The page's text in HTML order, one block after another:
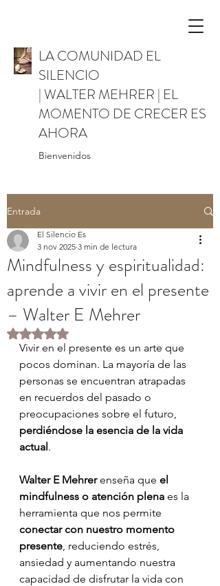
LA COMUNIDAD EL
SILENCIO
| WALTER MEHRER | EL
MOMENTO DE CRECER ES
AHORA
Bienvenidos
Entrada
Mindfulness y espiritualidad:
aprende a vivir en el presente
– Walter E Mehrer
El Silencio Es
3 nov 2025 3 min de lectura
Obtuvo NaN de 5 estrellas.
Vivir en el presente es un arte que
pocos dominan. La mayoría de las
personas se encuentran atrapadas
en recuerdos del pasado o
preocupaciones sobre el futuro,
perdiéndose la esencia de la vida
actual.
Walter E Mehrer enseña que el
mindfulness o atención plena es la
herramienta que nos permite
conectar con nuestro momento
presente, reduciendo estrés,
ansiedad y aumentando nuestra
capacidad de disfrutar la vida con